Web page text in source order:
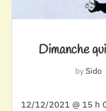
Dimanche
bySido
12/12/2021 @ 15 h